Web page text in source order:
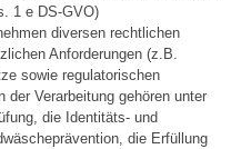
1 e DS-GVO)
diversen rechtlichen
Anforderungen (z.B.
sowie regulatorischen
der Verarbeitung gehören unter
die Identitäts- und
die Erfüllung